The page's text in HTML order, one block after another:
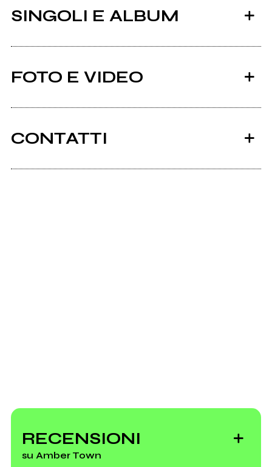
SINGOLI E ALBUM
2015
FOTO E VIDEO
CONTATTI
RECENSIONI
su Amber Town